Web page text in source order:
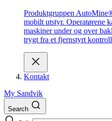
Produktgruppen
mobilt utstyr. Operatørene
maskiner under og over
trygt fra et fjernstyrt
Kontakt
My Sandvik
Search